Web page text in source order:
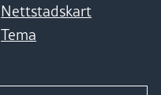
Nettstadskart
Tema